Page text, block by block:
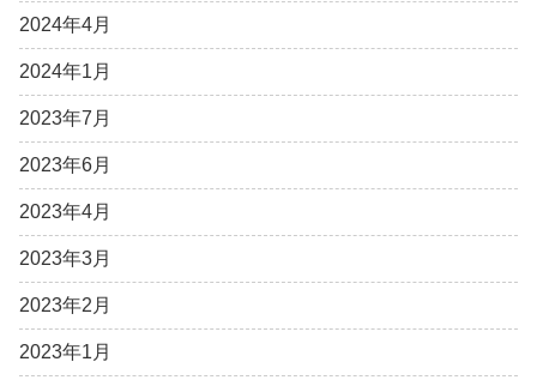
2024年4月
2024年1月
2023年7月
2023年6月
2023年4月
2023年3月
2023年2月
2023年1月